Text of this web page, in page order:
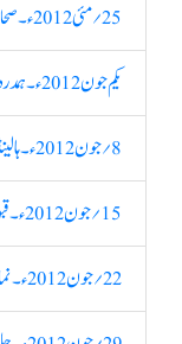
25؍ مئی 2012ء۔ صحابہ حضرت مسیح موعودؑ کا اخلاص و وفا
یکم جون 2012ء۔ ہمدردیٔ خلق اور بندوں کے حقوق
8؍ جون 2012ء۔ ہالینڈ اور جرمنی کا کامیاب دورہ
15؍ جون 2012ء۔ قبولیت دعا کے ایمان افروز واقعات
22؍ جون 2012ء۔ نماز کی اہمیت